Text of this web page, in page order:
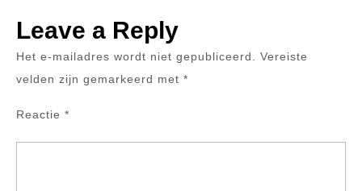
Leave a Reply
Het e-mailadres wordt niet gepubliceerd.
Vereiste
velden zijn gemarkeerd met *
Reactie *